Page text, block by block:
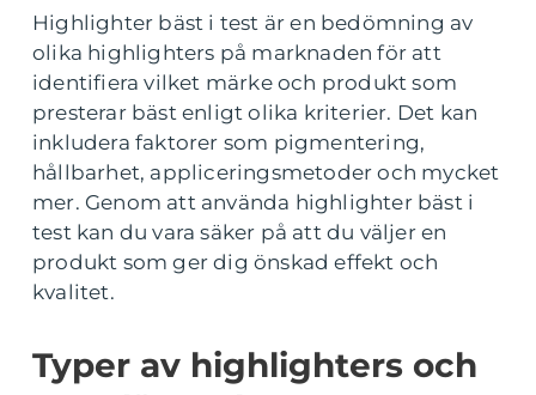
Highlighter bäst i test är en bedömning av
olika highlighters på marknaden för att
identifiera vilket märke och produkt som
presterar bäst enligt olika kriterier. Det kan
inkludera faktorer som pigmentering,
hållbarhet, appliceringsmetoder och mycket
mer. Genom att använda highlighter bäst i
test kan du vara säker på att du väljer en
produkt som ger dig önskad effekt och
kvalitet.
Typer av highlighters och